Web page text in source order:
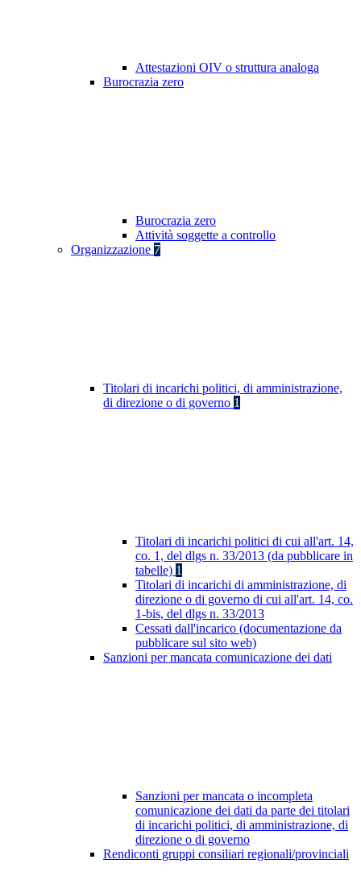
Attestazioni OIV o struttura analoga
Burocrazia zero
Burocrazia zero
Attività soggette a controllo
Organizzazione 7
Titolari di incarichi politici, di amministrazione,
di direzione o di governo 1
Titolari di incarichi politici di cui all'art. 14,
co. 1, del dlgs n. 33/2013 (da pubblicare in
tabelle) 1
Titolari di incarichi di amministrazione, di
direzione o di governo di cui all'art. 14, co.
1-bis, del dlgs n. 33/2013
Cessati dall'incarico (documentazione da
pubblicare sul sito web)
Sanzioni per mancata comunicazione dei dati
Sanzioni per mancata o incompleta
comunicazione dei dati da parte dei titolari
di incarichi politici, di amministrazione, di
direzione o di governo
Rendiconti gruppi consiliari regionali/provinciali